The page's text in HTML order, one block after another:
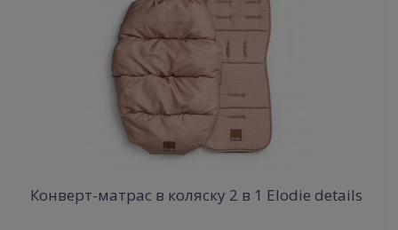
Конверт-матрас в коляску 2 в 1 Elodie details